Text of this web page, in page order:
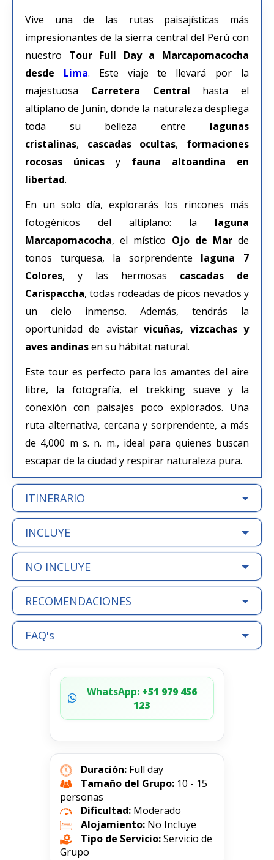
Vive una de las rutas paisajísticas más
impresionantes de la sierra central del Perú con
nuestro Tour Full Day a Marcapomacocha
desde Lima. Este viaje te llevará por la
majestuosa Carretera Central hasta el
altiplano de Junín, donde la naturaleza despliega
toda su belleza entre lagunas
cristalinas, cascadas ocultas, formaciones
rocosas únicas y fauna altoandina en
libertad.
En un solo día, explorarás los rincones más
fotogénicos del altiplano: la laguna
Marcapomacocha, el místico Ojo de Marde
tonos turquesa, la sorprendente laguna 7
Colores, y las hermosas cascadas de
Carispaccha, todas rodeadas de picos nevados y
un cielo inmenso. Además, tendrás la
oportunidad de avistarvicuñas, vizcachas y
aves andinasen su hábitat natural.
Este tour es perfecto para los amantes del aire
libre, la fotografía, el trekking suave y la
conexión con paisajes poco explorados. Una
ruta alternativa, cercana y sorprendente, a más
de 4,000 m s. n. m., ideal para quienes buscan
escapar de la ciudad y respirar naturaleza pura.
ITINERARIO
INCLUYE
NO INCLUYE
RECOMENDACIONES
FAQ's
WhatsApp:+51 979 456
123
Duración: Full day
Tamaño del Grupo: 10 - 15
personas
Dificultad: Moderado
Alojamiento: No Incluye
Tipo de Servicio:Servicio de
Grupo